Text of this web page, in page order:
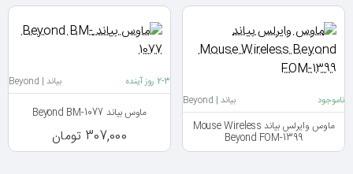
ناموجود بیاند | Beyond
ماوس وایرلس بیاند Mouse Wireless
Beyond FOM-1399
2-3 روز آینده بیاند | Beyond
ماوس بیاند Beyond BM-1077
307,000 تومان